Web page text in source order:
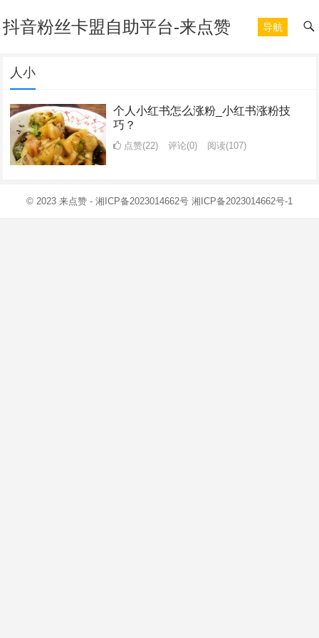
抖音粉丝卡盟自助平台-来点赞 导航
人小
个人小红书怎么涨粉_小红书涨粉技
巧？
点赞(22) 评论(0) 阅读(107)
© 2023 来点赞 - 湘ICP备2023014662号 湘ICP备2023014662号-1